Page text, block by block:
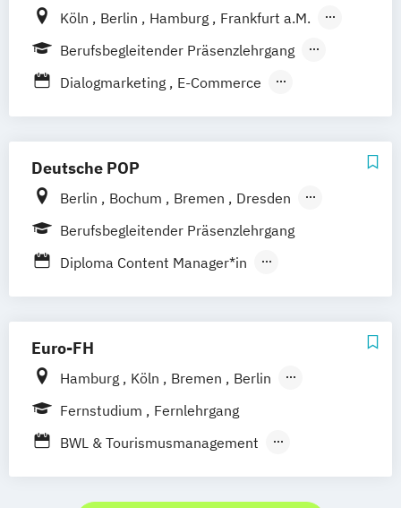
Köln Berlin Hamburg
Frankfurt a.M.
Stuttgart
München
Berufsbegleitender Präsenzlehrgang
Fernlehrgang
Dialogmarketing
E-Commerce
Deutsche POP
Berlin Bochum Bremen
Dresden
Frankfurt am Main
Hamburg
Hannover
Stuttgart
Berufsbegleitender Präsenzlehrgang
Diploma Content Manager*in
Diploma Online-Marketing-Manager*in
Euro-FH
Hamburg Köln Bremen
Berlin
Göttingen
Frankfurt am Main
Fernstudium
Fernlehrgang
BWL & Tourismusmanagement